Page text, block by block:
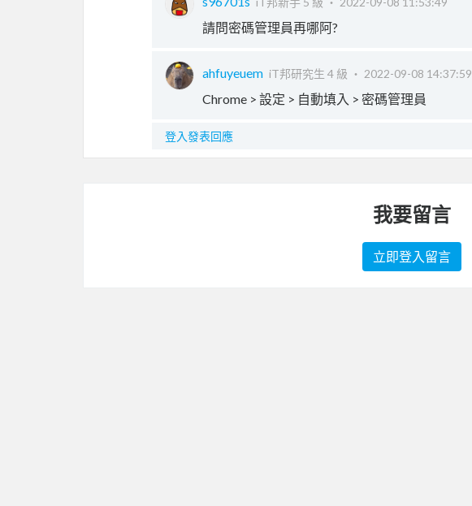
請問密碼管理員再哪阿?
ahfuyeuem iT邦研究生 4 級 ‧ 2022-09-08 14:37:59
Chrome > 設定 > 自動填入 > 密碼管理員
登入發表回應
我要留言
立即登入留言